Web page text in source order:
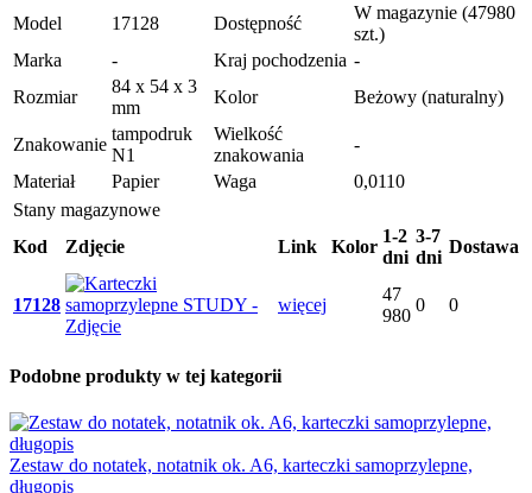
Model
17128 Dostępność
W magazynie (47980
szt.)
Marka
- Kraj pochodzenia -
Rozmiar
84 x 54 x 3
mm
Kolor Beżowy (naturalny)
Znakowanie
tampodruk
N1
Wielkość
znakowania
-
Materiał
Papier Waga
0,0110
Stany magazynowe
Kod
Zdjęcie Link Kolor
1-2
dni
3-7
dni
Dostawa
17128 więcej
47
980
0 0
Podobne produkty w tej kategorii
Zestaw do notatek, notatnik ok. A6, karteczki samoprzylepne,
długopis